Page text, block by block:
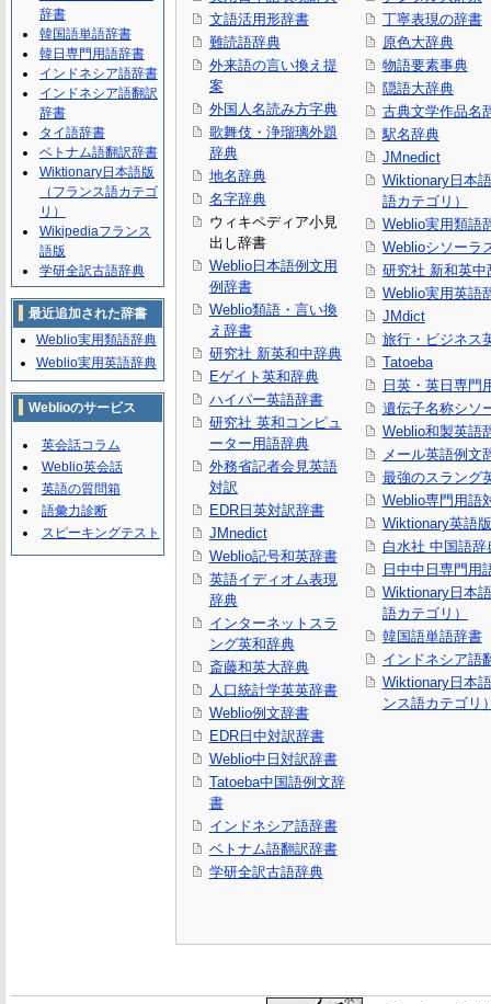
文語活用形辞書
難読語辞典
外来語の言い換え提
案
外国人名読み方字典
歌舞伎・浄瑠璃外題
辞典
地名辞典
名字辞典
ウィキペディア小見
出し辞書
Weblio日本語例文用
例辞書
Weblio類語・言い換
え辞書
研究社 新英和中辞典
Eゲイト英和辞典
ハイパー英語辞書
研究社 英和コンピュ
ーター用語辞典
外務省記者会見英語
対訳
EDR日英対訳辞書
JMnedict
Weblio記号和英辞書
英語イディオム表現
辞典
インターネットスラ
ング英和辞典
斎藤和英大辞典
人口統計学英英辞書
Weblio例文辞書
EDR日中対訳辞書
Weblio中日対訳辞書
Tatoeba中国語例文辞
書
インドネシア語辞書
ベトナム語翻訳辞書
学研全訳古語辞典
丁寧表現の辞書
原色大辞典
物語要素事典
隠語大辞典
古典文学作品名
駅名辞典
JMnedict
Wiktionary日本
語カテゴリ）
Weblio実用類語
Weblioシソーラ
研究社 新和英中
Weblio実用英語
JMdict
旅行・ビジネス
Tatoeba
日英・英日専門
遺伝子名称シソ
Weblio和製英語
メール英語例文
最強のスラング
Weblio専門用語
Wiktionary英語版
白水社 中国語辞
日中中日専門用
Wiktionary日本
語カテゴリ）
韓国語単語辞書
インドネシア語
Wiktionary日本
ンス語カテゴリ
辞書
韓国語単語辞書
韓日専門用語辞書
インドネシア語辞書
インドネシア語翻訳
辞書
タイ語辞書
ベトナム語翻訳辞書
Wiktionary日本語版
（フランス語カテゴ
リ）
Wikipediaフランス
語版
学研全訳古語辞典
最近追加された辞書
Weblio実用類語辞典
Weblio実用英語辞典
Weblioのサービス
英会話コラム
Weblio英会話
英語の質問箱
語彙力診断
スピーキングテスト